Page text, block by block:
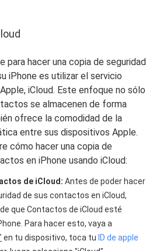
para hacer una copia de seguridad
iPhone es utilizar el servicio
iCloud. Este enfoque no sólo
se almacenen de forma
ofrece la comodidad de la
entre sus dispositivos Apple.
cómo hacer una copia de
en iPhone usando iCloud:
de iCloud: Antes de poder hacer
de sus contactos en iCloud,
que Contactos de iCloud esté
Para hacer esto, vaya a
en tu dispositivo, toca tu ID de apple